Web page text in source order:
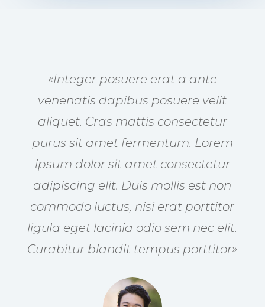
«Integer posuere erat a ante
venenatis dapibus posuere velit
aliquet. Cras mattis consectetur
purus sit amet fermentum. Lorem
ipsum dolor sit amet consectetur
adipiscing elit. Duis mollis est non
commodo luctus, nisi erat porttitor
ligula eget lacinia odio sem nec elit.
Curabitur blandit tempus porttitor»